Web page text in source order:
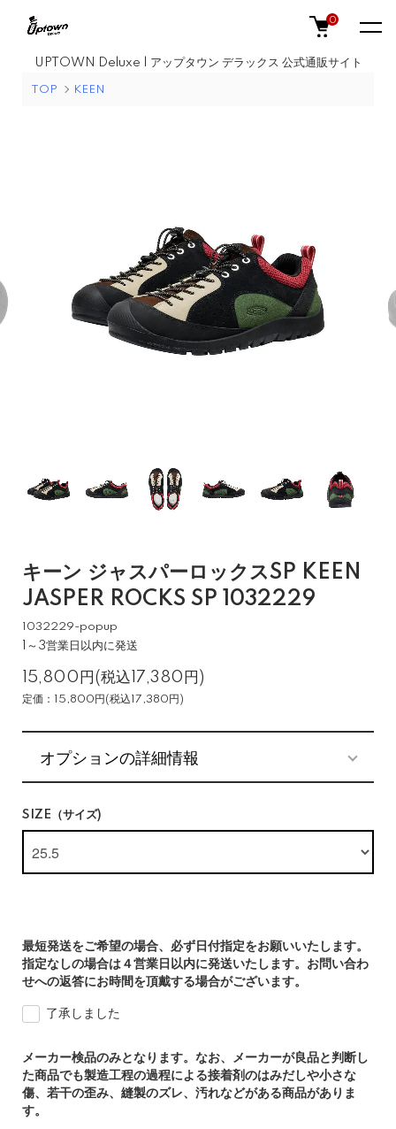
UPTOWN Deluxe | アップタウン デラックス 公式通販サイト
0
TOP KEEN
キーン ジャスパーロックスSP KEEN
JASPER ROCKS SP 1032229
1032229-popup
1～3営業日以内に発送
15,800円(税込17,380円)
定価：15,800円(税込17,380円)
オプションの詳細情報
SIZE（サイズ)
最短発送をご希望の場合、必ず日付指定をお願いいたします。
指定なしの場合は４営業日以内に発送いたします。お問い合わ
せへの返答にお時間を頂戴する場合がございます。
了承しました
メーカー検品のみとなります。なお、メーカーが良品と判断し
た商品でも製造工程の過程による接着剤のはみだしや小さな
傷、若干の歪み、縫製のズレ、汚れなどがある商品がありま
す。